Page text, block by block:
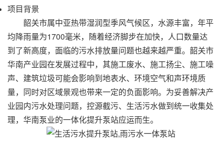
项目背景
韶关市属中亚热带湿润型季风气候区，水源丰富，年平
均降雨量为1700毫米，随着经济脚步在加快，人口数量达
到了新高度，面临的污水排放量问题也越来越严重。韶关市
华南产业园在发展过程中，其施工废水、施工扬尘、施工噪
声、建筑垃圾可能会影响到地表水、环境空气和声环境质
量，同时对区域景观也带来一定的负面影响。为妥善解决产
业园内污水处理问题，控源截污、生活污水做到统一收集处
理， 华南泵业的一体化提升泵站应运而生。